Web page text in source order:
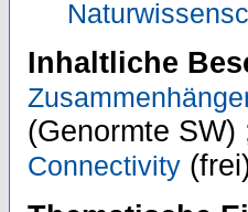
Inhaltliche
(Genormte SW)
Connectivity